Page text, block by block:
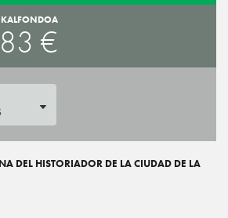
€
DEL HISTORIADOR DE LA CIUDAD DE LA